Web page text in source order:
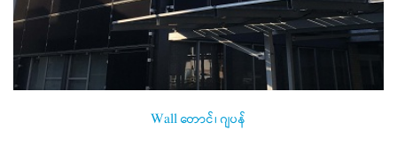
Wall တောင်၊ ဂျပန်